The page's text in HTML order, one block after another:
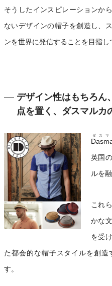
そうしたインスピレーションか
ないデザインの帽子を創造し、
ンを世界に発信することを目指し
デザイン性はもちろん
点を置く、ダスマルカ
ダスマ
英国
ルを
これ
かな
を受
た都会的な帽子スタイルを創造
す。